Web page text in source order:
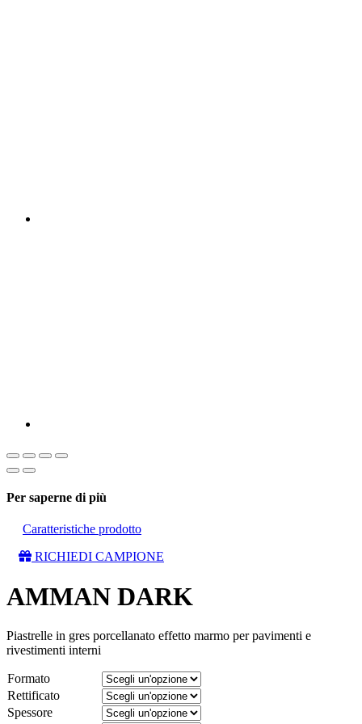
Per saperne di più
Caratteristiche prodotto
RICHIEDI CAMPIONE
AMMAN DARK
Piastrelle in gres porcellanato effetto marmo per pavimenti e
rivestimenti interni
Formato
Rettificato
Spessore